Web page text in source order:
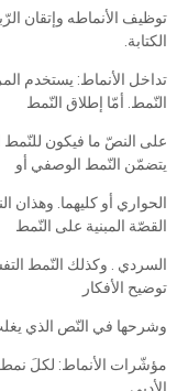
توظيف الأنماطه وإتقان
الكتابة.
تداخل الأنماط: يستخدم
النّمط. أمّا إطلاق النّمط
على النصّ ما فيكون للنّمط
يتضمّن النّمط الوصفي أو
الحواري أو كليهما. وهذان
القصّة المبنية على النّمط
السردي . وكذلك النّمط
توضيح الأفكار
وشرحها في النّص الذي
مؤشّرات الأنماط: لكلَ